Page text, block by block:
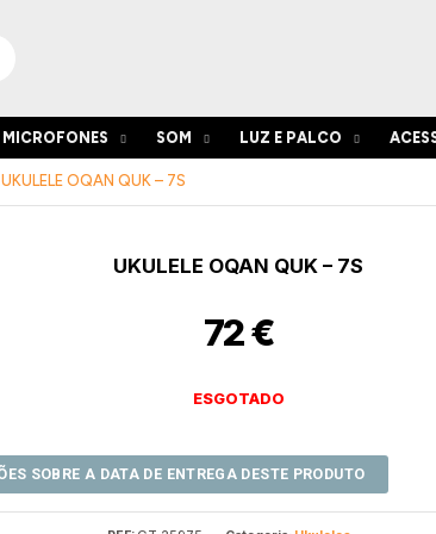
MICROFONES SOM LUZ E PALCO
UKULELE OQAN QUK – 7S
UKULELE OQAN QUK – 7S
72€
ESGOTADO